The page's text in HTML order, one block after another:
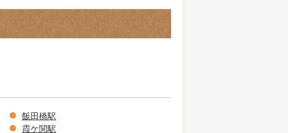
飯田橋駅
霞ケ関駅